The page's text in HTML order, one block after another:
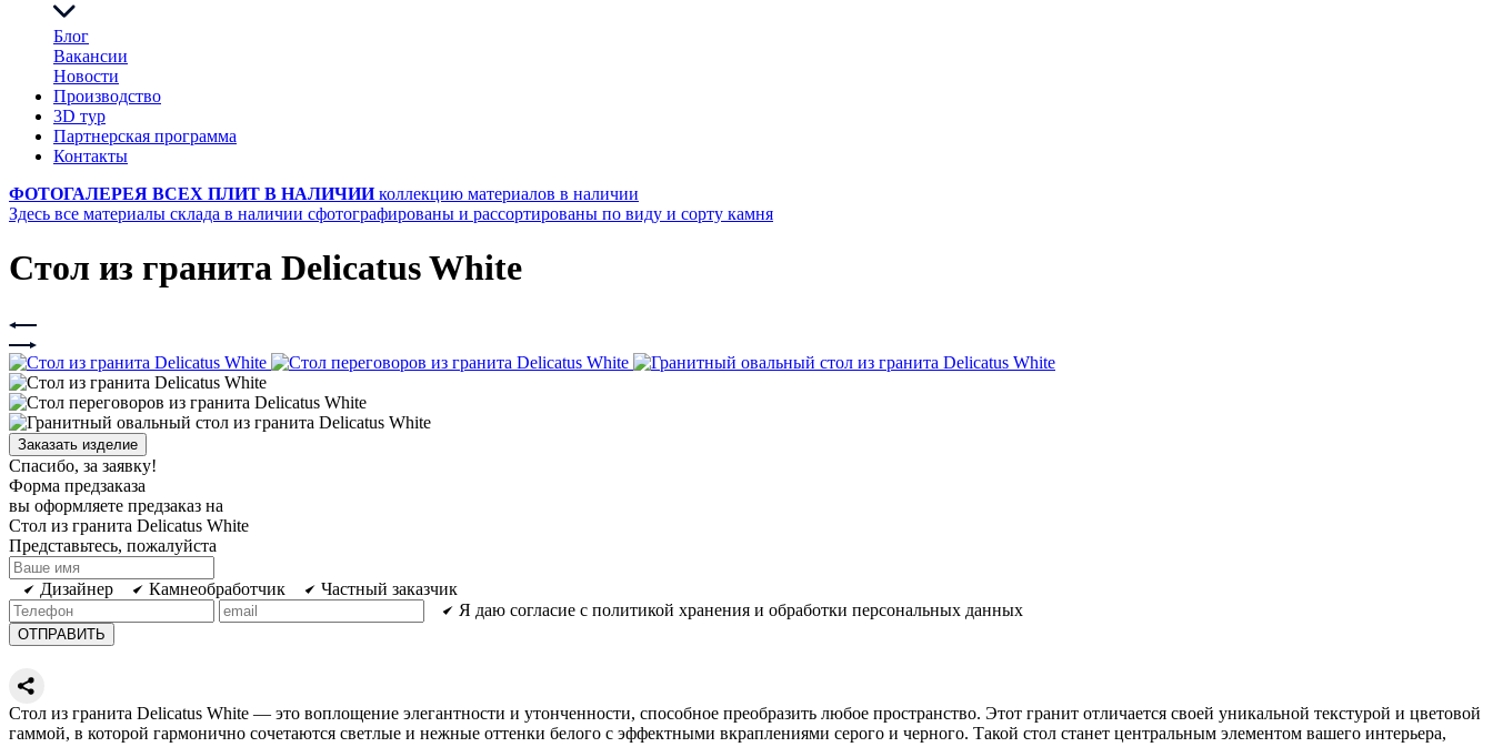
Блог
Вакансии
Новости
Производство
3D тур
Партнерская программа
Контакты
ФОТОГАЛЕРЕЯ ВСЕХ ПЛИТ В НАЛИЧИИ коллекцию материалов в наличии
Здесь все материалы склада в наличии сфотографированы и рассортированы по виду и сорту камня
Cтол из гранита Delicatus White
Заказать изделие
Спасибо, за заявку!
Форма предзаказа
вы оформляете предзаказ на
Cтол из гранита Delicatus White
Представьтесь, пожалуйста
Дизайнер Камнеобработчик
Частный заказчик
Я даю согласие с политикой хранения и обработки персональных данных
Стол из гранита Delicatus White — это воплощение элегантности и утонченности, способное преобразить любое пространство. Этот гранит отличается своей уникальной текстурой и цветовой
гаммой, в которой гармонично сочетаются светлые и нежные оттенки белого с эффектными вкраплениями серого и черного. Такой стол станет центральным элементом вашего интерьера,